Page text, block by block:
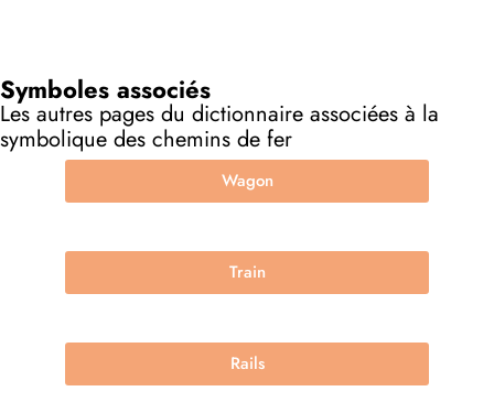
Symboles associés
Les autres pages du dictionnaire associées à la
symbolique des chemins de fer
Wagon
Train
Rails